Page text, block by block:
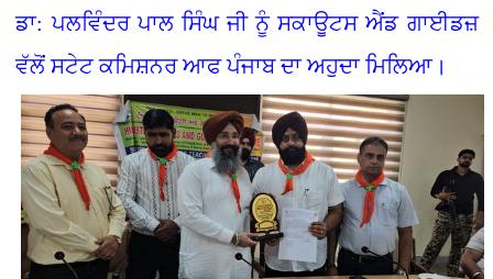
ਡਾ: ਪਲਵਿੰਦਰ ਪਾਲ ਸਿੰਘ ਜੀ ਨੂੰ ਸਕਾਊਟਸ ਐਂਡ ਗਾਈਡਜ਼
ਵੱਲੋਂ ਸਟੇਟ ਕਮਿਸ਼ਨਰ ਆਫ ਪੰਜਾਬ ਦਾ ਅਹੁਦਾ ਮਿਲਿਆ।